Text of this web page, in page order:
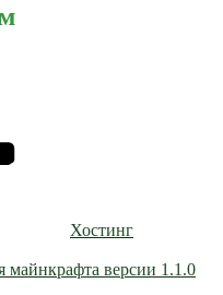
Хостинг
версии 1.1.0